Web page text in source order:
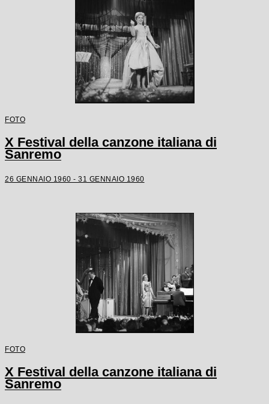
FOTO
X Festival della canzone italiana di
Sanremo
26 GENNAIO 1960 - 31 GENNAIO 1960
FOTO
X Festival della canzone italiana di
Sanremo